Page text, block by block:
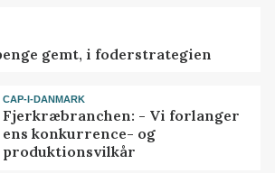
gemt, i foderstrategien
CAP-I-DANMARK
Fjerkræbranchen: - Vi forlanger
ens konkurrence- og
produktionsvilkår